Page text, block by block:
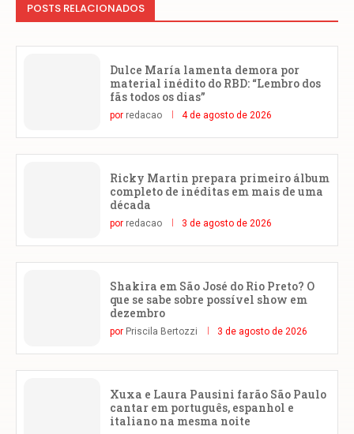
POSTS RELACIONADOS
Dulce María lamenta demora por
material inédito do RBD: “Lembro dos
fãs todos os dias”
por redacao 4 de agosto de 2026
Ricky Martin prepara primeiro álbum
completo de inéditas em mais de uma
década
por redacao 3 de agosto de 2026
Shakira em São José do Rio Preto? O
que se sabe sobre possível show em
dezembro
por Priscila Bertozzi 3 de agosto de 2026
Xuxa e Laura Pausini farão São Paulo
cantar em português, espanhol e
italiano na mesma noite